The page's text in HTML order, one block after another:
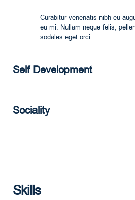
Curabitur venenatis nibh eu
eu mi. Nullam neque felis,
sodales eget orci.
Self Development
Sociality
Skills